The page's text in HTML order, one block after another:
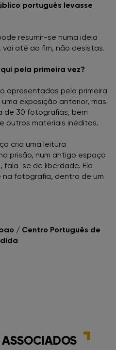
português levasse
resumir-se numa ideia
vai até ao fim, não desistas.
pela primeira vez?
apresentadas pela primeira
exposição anterior, mas
de 30 fotografias, bem
outros materiais inéditos.
cria uma leitura
prisão, num antigo espaço
fala-se de liberdade. Ela
fotografia, dentro de um
/ Centro Português de